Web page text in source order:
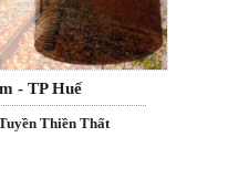
- TP Huế
Thiền Thất